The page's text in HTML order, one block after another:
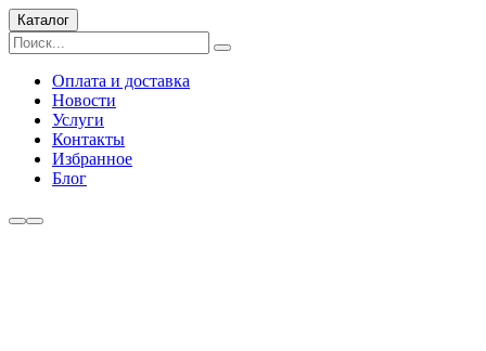
Каталог
Оплата и доставка
Новости
Услуги
Контакты
Избранное
Блог